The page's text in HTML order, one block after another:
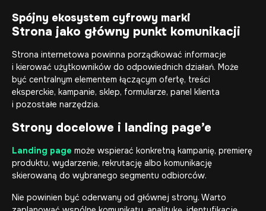
Spójny ekosystem cyfrowy marki
Strona jako główny punkt komunikacji
Strona internetowa powinna porządkować informacje
i kierować użytkowników do odpowiednich działań. Może
być centralnym elementem łączącym ofertę, treści
eksperckie, kampanie, sklep, formularze, panel klienta
i pozostałe narzędzia.
Strony docelowe i landing page’e
Landing page może wspierać konkretną kampanię, premierę
produktu, wydarzenie, rekrutację albo komunikację
skierowaną do wybranego segmentu odbiorców.
Nie powinien być oderwany od głównej strony. Warto